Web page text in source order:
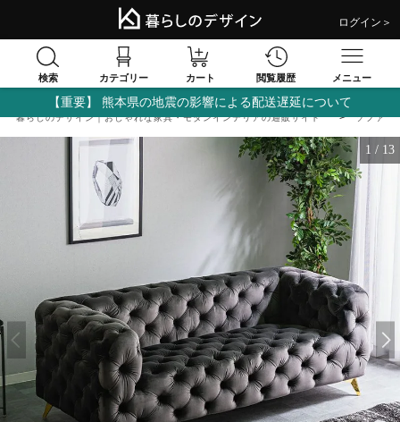
ログイン＞
検索 カテゴリー カート 閲覧履歴 メニュー
【重要】 熊本県の地震の影響による配送遅延について
暮らしのデザイン｜おしゃれな家具・モダンインテリアの通販サイト ソファ
1 / 13